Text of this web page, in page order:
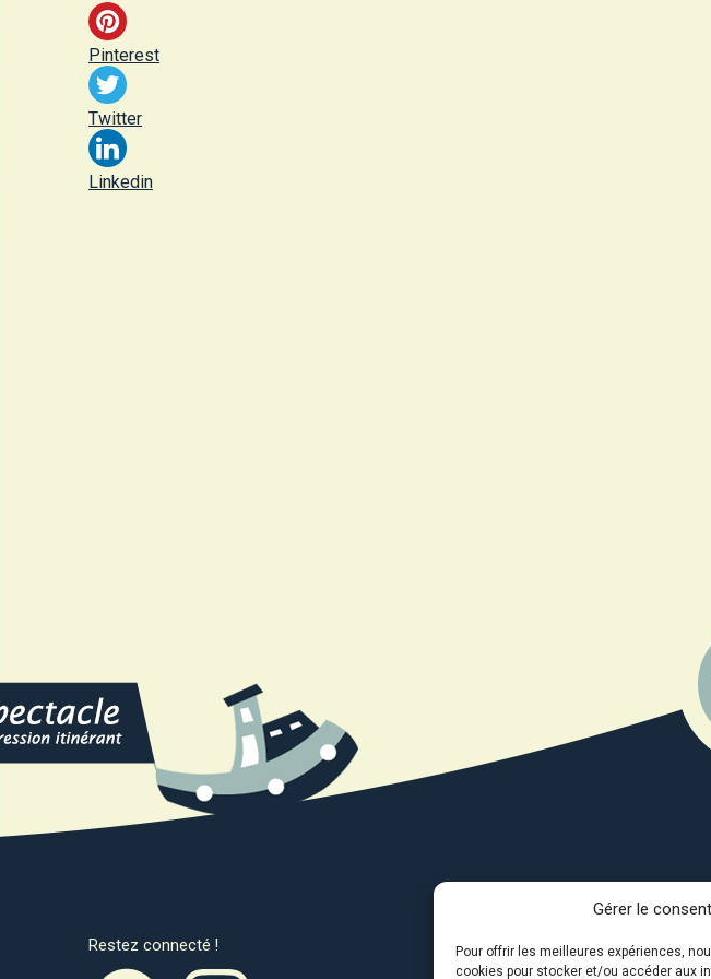
Gérer le
Pour offrir les meilleures expériences,
cookies pour stocker et/ou accéder aux
Pinterest
Twitter
Linkedin
Restez connecté ! Avec le soutien de :